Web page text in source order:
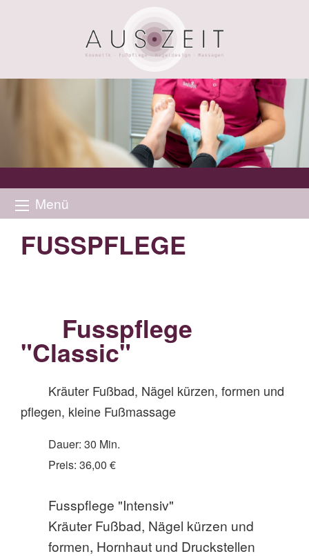
Menü
FUSSPFLEGE
Fusspflege
"Classic"
Kräuter Fußbad, Nägel kürzen, formen und
pflegen, kleine Fußmassage
Dauer: 30 Min.
Preis: 36,00 €
Fusspflege "Intensiv"
Kräuter Fußbad, Nägel kürzen und
formen, Hornhaut und Druckstellen